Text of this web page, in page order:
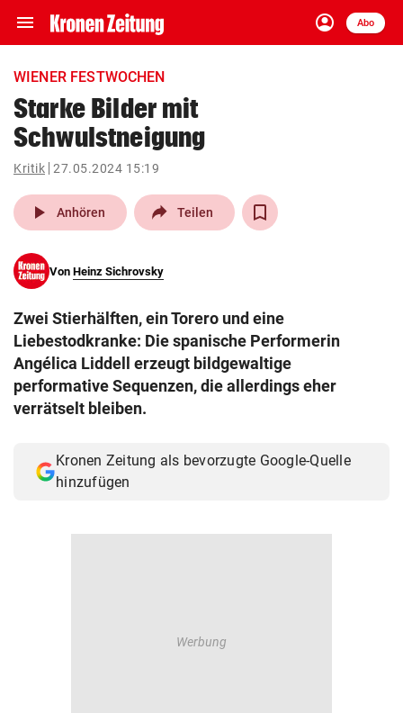
menu Navigation
ein-/ausklappen
account_circle
Anmelden
Abo
close Schließen
account_circle Anmelden
pin_drop
Wien arrow_right
search
eingeben
WIENER FESTWOCHEN
Starke Bilder mit
Schwulstneigung
Kritik 27.05.2024 15:19
play_arrow Anhören Teilen
Von Heinz Sichrovsky
Zwei Stierhälften, ein Torero und eine
Liebestodkranke: Die spanische Performerin
Angélica Liddell erzeugt bildgewaltige
performative Sequenzen, die allerdings eher
verrätselt bleiben.
Kronen Zeitung als bevorzugte Google-Quelle
hinzufügen